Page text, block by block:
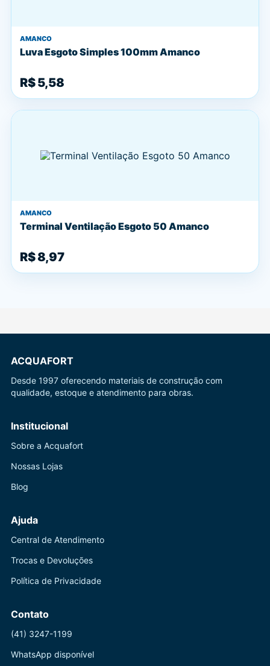
AMANCO
Luva Esgoto Simples 100mm Amanco
R$ 5,58
AMANCO
Terminal Ventilação Esgoto 50 Amanco
R$ 8,97
ACQUAFORT
Desde 1997 oferecendo materiais de construção com
qualidade, estoque e atendimento para obras.
Institucional
Sobre a Acquafort
Nossas Lojas
Blog
Ajuda
Central de Atendimento
Trocas e Devoluções
Política de Privacidade
Contato
(41) 3247-1199
WhatsApp disponível